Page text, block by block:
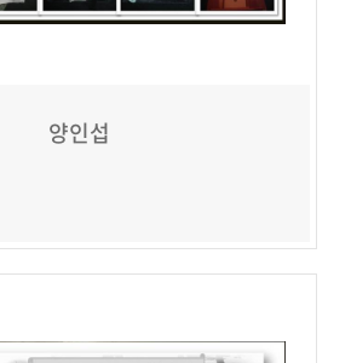
양인섭